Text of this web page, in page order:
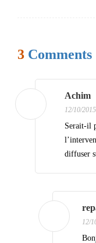
t
o
n
3 Comments
Achim
12/10/
Serait-il
diffuser
12/